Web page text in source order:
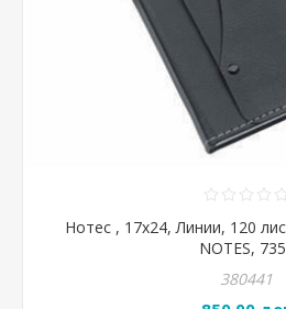
Нотес , 17х24, Линии, 120
NOTES,
380441